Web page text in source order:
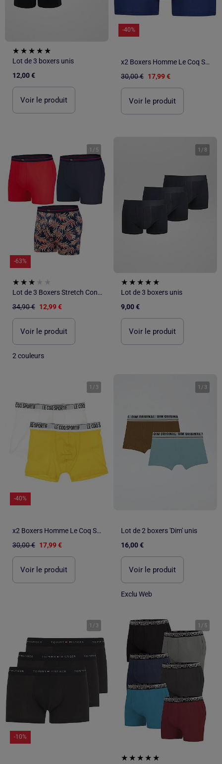
Lot de 3 boxers unis
12,00 €
Voir le produit
-40%
x2 Boxers Homme Le Coq Sportif
30,00 € 17,99 €
Voir le produit
1 / 5
-63%
Lot de 3 Boxers Stretch Confort - ATLAS FOR MEN
34,90 € 12,99 €
Voir le produit
2 couleurs
1 / 8
Lot de 3 boxers unis
9,00 €
Voir le produit
1 / 3
-40%
x2 Boxers Homme Le Coq Sportif
30,00 € 17,99 €
Voir le produit
1 / 3
Lot de 2 boxers 'Dim' unis
16,00 €
Voir le produit
Exclu Web
1 / 3
-10%
1 / 5